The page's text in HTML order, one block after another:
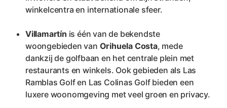
winkelcentra en internationale sfeer.
Villamartín is één van de bekendste
woongebieden van Orihuela Costa, mede
dankzij de golfbaan en het centrale plein met
restaurants en winkels. Ook gebieden als Las
Ramblas Golf en Las Colinas Golf bieden een
luxere woonomgeving met veel groen en privacy.